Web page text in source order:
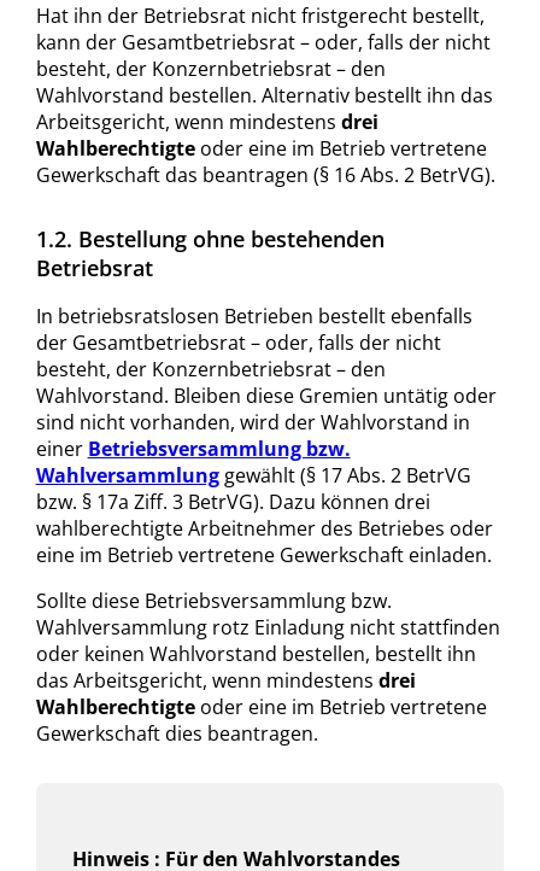
Hat ihn der Betriebsrat nicht fristgerecht bestellt,
kann der Gesamtbetriebsrat – oder, falls der nicht
besteht, der Konzernbetriebsrat – den
Wahlvorstand bestellen. Alternativ bestellt ihn das
Arbeitsgericht, wenn mindestens drei
Wahlberechtigteoder eine im Betrieb vertretene
Gewerkschaft das beantragen (§ 16 Abs. 2 BetrVG).
1.2. Bestellung ohne bestehenden
Betriebsrat
In betriebsratslosen Betrieben bestellt ebenfalls
der Gesamtbetriebsrat – oder, falls der nicht
besteht, der Konzernbetriebsrat – den
Wahlvorstand. Bleiben diese Gremien untätig oder
sind nicht vorhanden, wird der Wahlvorstand in
einer Betriebsversammlung bzw.
Wahlversammlunggewählt (§ 17 Abs. 2 BetrVG
bzw. § 17a Ziff. 3 BetrVG). Dazu können drei
wahlberechtigte Arbeitnehmer des Betriebes oder
eine im Betrieb vertretene Gewerkschaft einladen.
Sollte diese Betriebsversammlung bzw.
Wahlversammlung rotz Einladung nicht stattfinden
oder keinen Wahlvorstand bestellen, bestellt ihn
das Arbeitsgericht, wenn mindestens drei
Wahlberechtigteoder eine im Betrieb vertretene
Gewerkschaft dies beantragen.
Hinweis : Für den Wahlvorstandes